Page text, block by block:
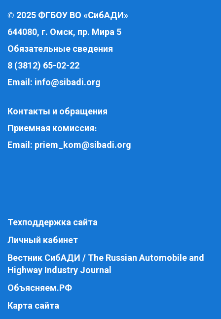
© 2025 ФГБОУ ВО «СибАДИ»
644080, г. Омск, пр. Мира 5
Обязательные сведения
8 (3812) 65-02-22
Email: info@sibadi.org
Контакты и обращения
Приемная комиссия:
Email: priem_kom@sibadi.org
Техподдержка сайта
Личный кабинет
Вестник СибАДИ / The Russian Automobile and
Highway Industry Journal
Объясняем.РФ
Карта сайта